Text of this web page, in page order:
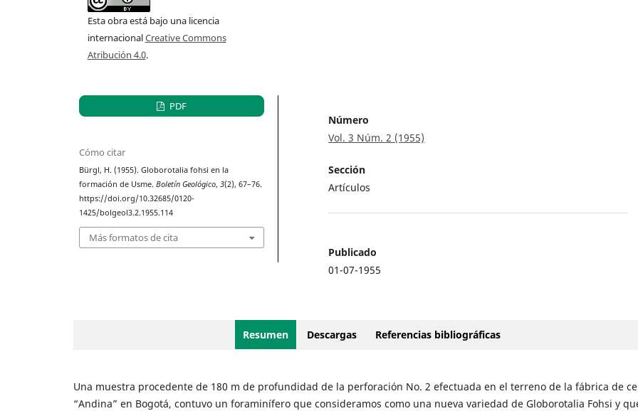
Esta obra está bajo una licencia
internacionalCreative Commons
Atribución 4.0.
PDF
Cómo citar
Bürgl, H. (1955). Globorotalia fohsi en la
formación de Usme.Boletín Geológico,3(2), 67–76.
https://doi.org/10.32685/0120-
1425/bolgeol3.2.1955.114
Más formatos de cita
Número
Vol. 3 Núm. 2 (1955)
Sección
Artículos
Publicado
01-07-1955
Resumen Descargas Referencias bibliográficas
Una muestra procedente de 180 m de profundidad de la perforación No. 2 efectuada en el terreno de la fábrica de
“Andina” en Bogotá, contuvo un foraminífero que consideramos como una nueva variedad de Globorotalia Fohsi y